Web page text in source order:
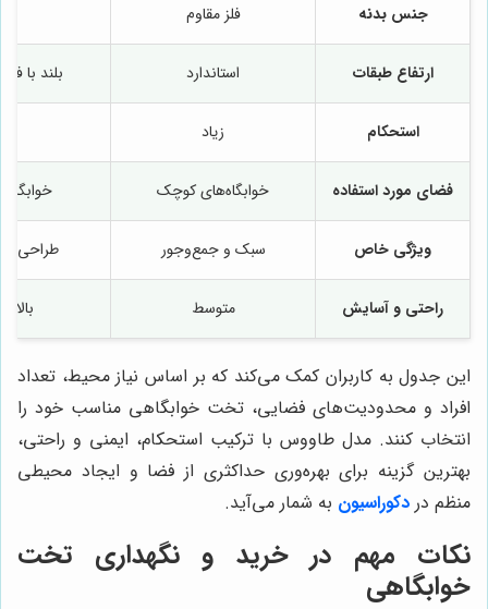
جنس بدنه فلز مقاوم
ارتفاع طبقات استاندارد بلند با
استحکام زیاد
فضای مورد استفاده خوابگاه‌های کوچک
ویژگی خاص سبک و جمع‌وجور طراحی
راحتی و آسایش متوسط بالا
این جدول به کاربران کمک می‌کند که بر اساس نیاز محیط، تعداد
افراد و محدودیت‌های فضایی، تخت خوابگاهی مناسب خود را
انتخاب کنند. مدل طاووس با ترکیب استحکام، ایمنی و راحتی،
بهترین گزینه برای بهره‌وری حداکثری از فضا و ایجاد محیطی
منظم در دکوراسیون به شمار می‌آید.
نکات مهم در خرید و نگهداری تخت
خوابگاهی